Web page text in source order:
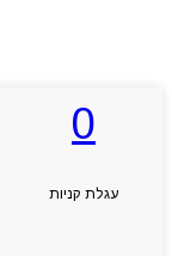
0
עגלת קניות